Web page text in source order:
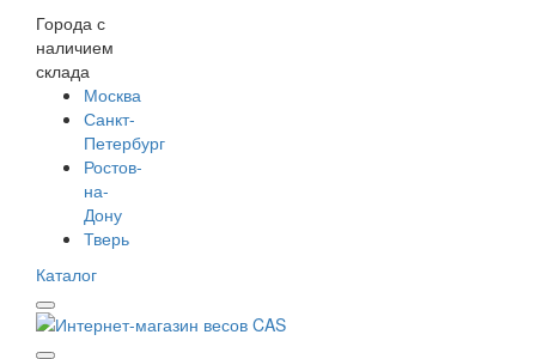
Города с
наличием
склада
Москва
Санкт-
Петербург
Ростов-
на-
Дону
Тверь
Каталог